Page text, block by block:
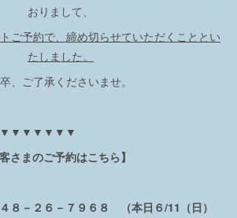
おりまして、
ご予約で、締め切らせていただくこととい
たしました。
、ご了承くださいませ。
さまのご予約はこちら】
８－２６－７９６８ （本日６/11（日）